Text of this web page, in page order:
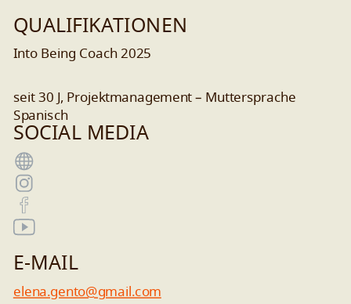
QUALIFIKATIONEN
Into Being Coach 2025
seit 30 J, Projektmanagement – Muttersprache
Spanisch
SOCIAL MEDIA
E-MAIL
elena.gento@gmail.com